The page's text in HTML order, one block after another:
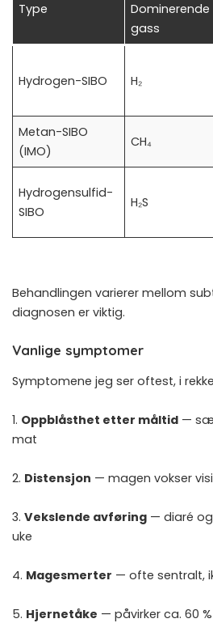
Type
Dominerende
gass
Hydrogen-SIBO H₂
Metan-SIBO
(IMO)
CH₄
Hydrogensulfid-
SIBO
H₂S
Behandlingen varierer mellom
diagnosen er viktig.
Vanlige symptomer
Symptomene jeg ser oftest, i
1. Oppblåsthet etter måltid —
mat
2. Distensjon — magen vokser
3. Vekslende avføring — diaré
uke
4. Magesmerter — ofte sentralt,
5. Hjernetåke — påvirker ca. 60